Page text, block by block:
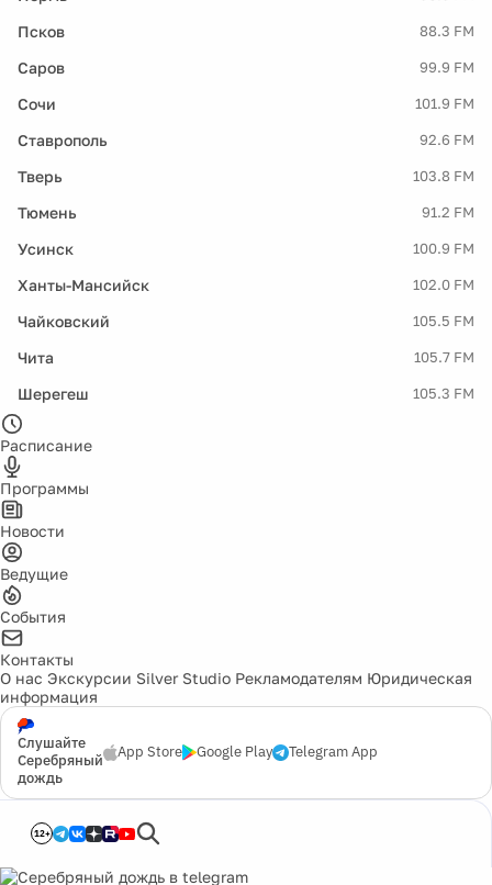
Псков 88.3 FM
Саров 99.9 FM
Сочи 101.9 FM
Ставрополь 92.6 FM
Тверь 103.8 FM
Тюмень 91.2 FM
Усинск 100.9 FM
Ханты-Мансийск 102.0 FM
Чайковский 105.5 FM
Чита 105.7 FM
Шерегеш 105.3 FM
Расписание
Программы
Новости
Ведущие
События
Контакты
О нас Экскурсии Silver Studio Рекламодателям Юридическая
информация
Слушайте
Серебряный
дождь
App Store Google Play Telegram App
12+